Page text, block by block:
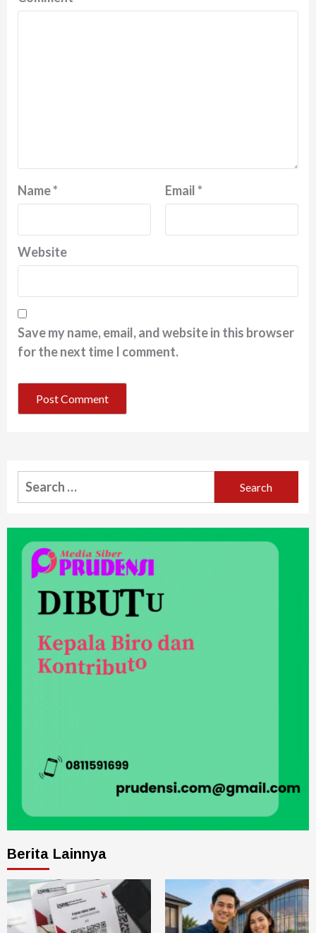
Name* Email*
Website
Save my name, email, and website in this browser
for the next time I comment.
Berita Lainnya